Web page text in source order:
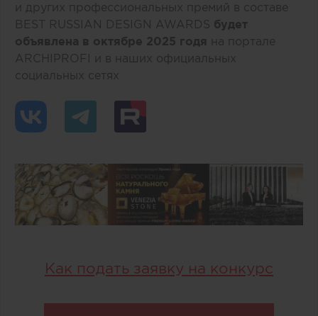
и других профессиональных премий в составе
BEST RUSSIAN DESIGN AWARDS будет
объявлена в октябре 2025 годя на портале
ARCHIPROFI и в наших официальных
социальных сетях
Как подать заявку на конкурс